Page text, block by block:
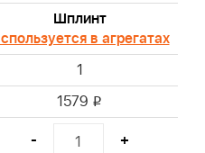
Шплинт
в агрегатах
1
1579 i
- +